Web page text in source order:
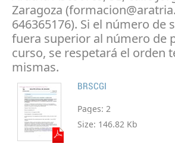
Zaragoza
646365176). Si el número de
fuera superior al número de
curso, se respetará el orden
mismas.
BRSCGI
Pages: 2
Size: 146.82 Kb